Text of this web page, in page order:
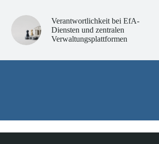
Verantwortlichkeit bei EfA-
Diensten und zentralen
Verwaltungsplattformen